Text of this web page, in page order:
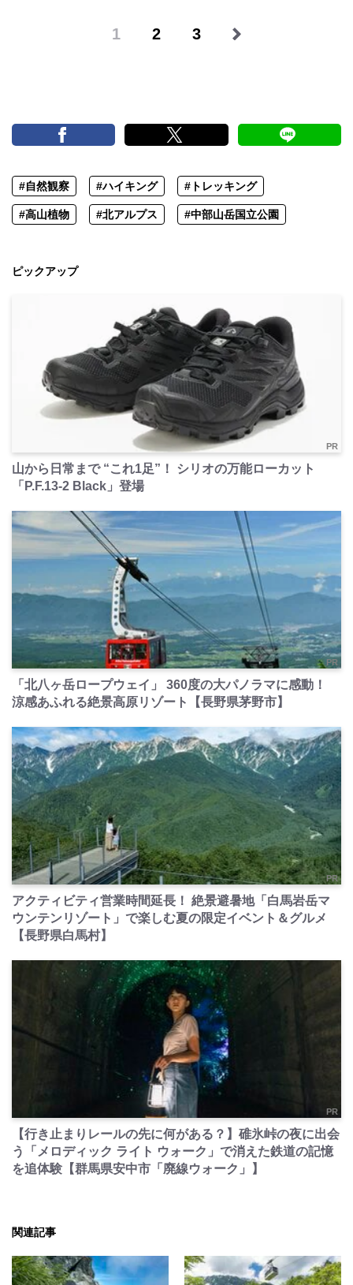
1 2 3
#自然観察 #ハイキング #トレッキング
#高山植物 #北アルプス #中部山岳国立公園
ピックアップ
PR
山から日常まで “これ1足”！ シリオの万能ローカット
「P.F.13-2 Black」登場
PR
「北八ヶ岳ロープウェイ」 360度の大パノラマに感動！
涼感あふれる絶景高原リゾート【長野県茅野市】
PR
アクティビティ営業時間延長！ 絶景避暑地「白馬岩岳マ
ウンテンリゾート」で楽しむ夏の限定イベント＆グルメ
【長野県白馬村】
PR
【行き止まりレールの先に何がある？】碓氷峠の夜に出会
う「メロディック ライト ウォーク」で消えた鉄道の記憶
を追体験【群馬県安中市「廃線ウォーク」】
関連記事